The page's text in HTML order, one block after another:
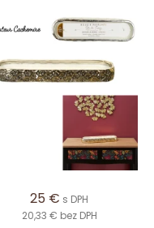
25 € s DPH
20,33 € bez DPH